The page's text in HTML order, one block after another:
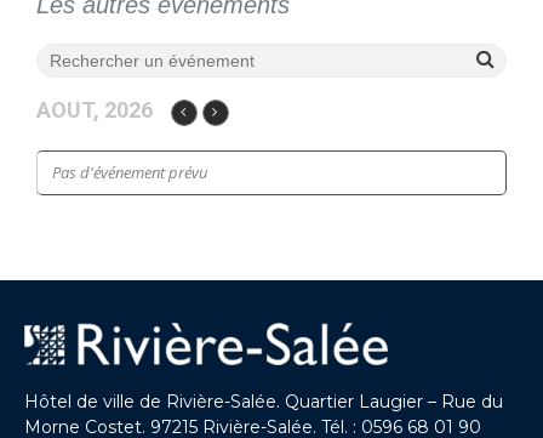
AOUT, 2026
Pas d'événement prévu
Hôtel de ville de Rivière-Salée. Quartier Laugier – Rue du
Morne Costet. 97215 Rivière-Salée. Tél. : 0596 68 01 90